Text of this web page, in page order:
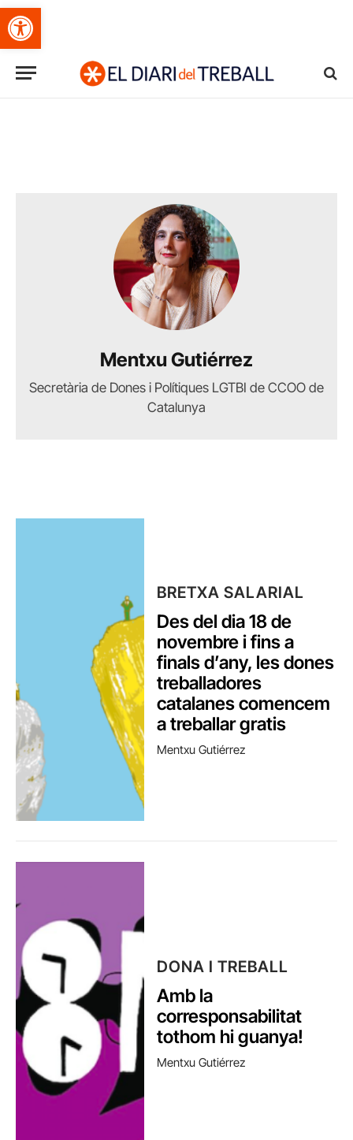
Obre la barra d'eines
Mentxu Gutiérrez
Secretària de Dones i Polítiques LGTBI de CCOO de
Catalunya
BRETXA SALARIAL
Des del dia 18 de
novembre i fins a
finals d’any, les dones
treballadores
catalanes comencem
a treballar gratis
Mentxu Gutiérrez
DONA I TREBALL
Amb la
corresponsabilitat
tothom hi guanya!
Mentxu Gutiérrez